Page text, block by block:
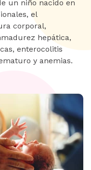
un niño nacido en
el
corporal,
hepática,
enterocolitis
y anemias.